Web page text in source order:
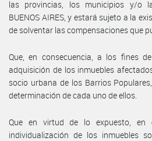
las provincias, los municipios y/o la
BUENOS AIRES, y estará sujeto a la
de solventar las compensaciones que
Que, en consecuencia, a los fines
adquisición de los inmuebles
socio urbana de los Barrios
determinación de cada uno de ellos.
Que en virtud de lo expuesto, en
individualización de los inmuebles